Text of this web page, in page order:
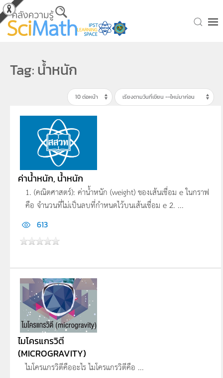
Skip to main content
Tag: น้ำหนัก
ค่าน้ำหนัก, น้ำหนัก
1. (คณิตศาสตร์): ค่าน้ำหนัก (weight) ของเส้นเชื่อม e ในกราฟ
คือ จำนวนที่ไม่เป็นลบที่กำหนดไว้บนเส้นเชื่อม e 2. ...
613
ไมโครแกรวิตี
(MICROGRAVITY)
ไมโครแกรวิตีคืออะไร ไมโครแกรวิตีคือ ...